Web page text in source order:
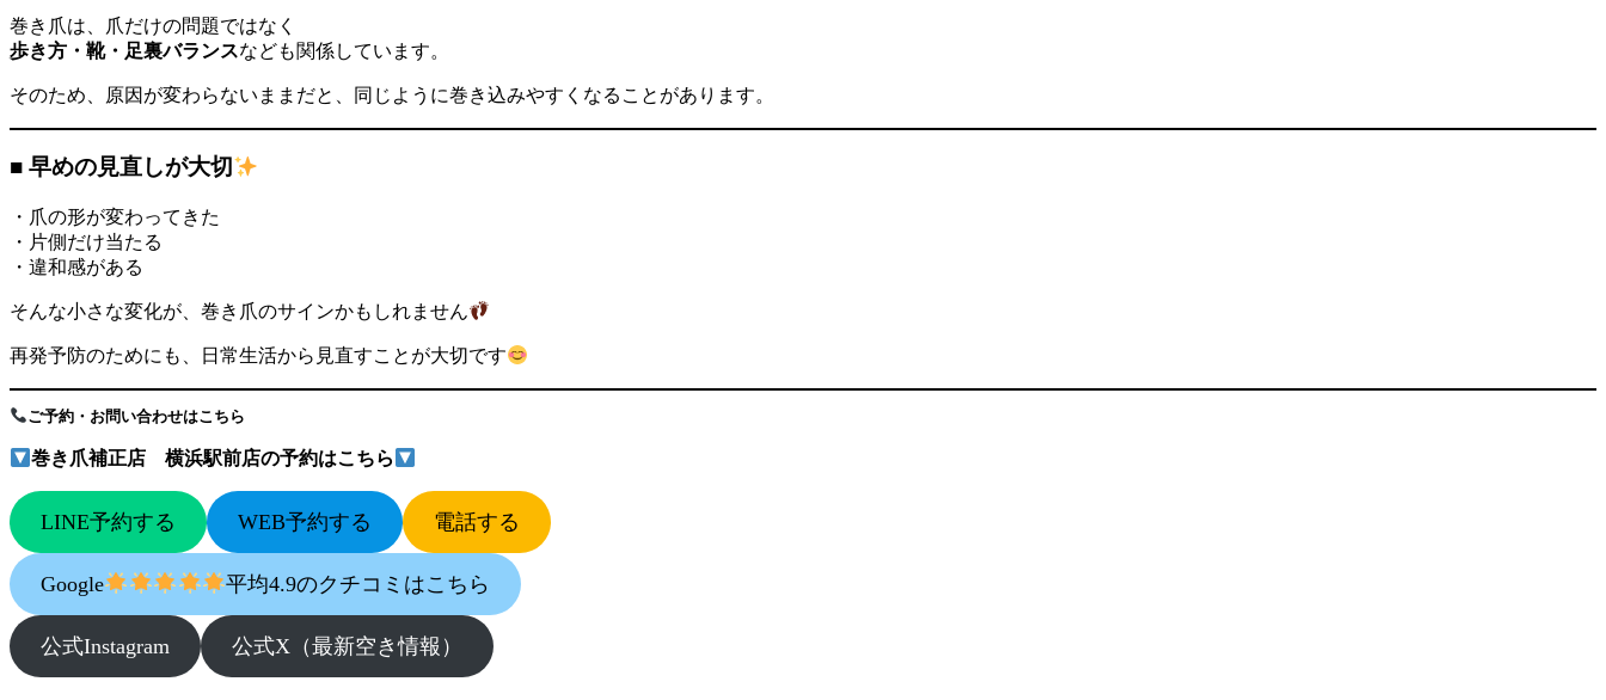
巻き爪は、爪だけの問題ではなく
歩き方・靴・足裏バランスなども関係しています。
そのため、原因が変わらないままだと、同じように巻き込みやすくなることがあります。
■ 早めの見直しが大切
・爪の形が変わってきた
・片側だけ当たる
・違和感がある
そんな小さな変化が、巻き爪のサインかもしれません
再発予防のためにも、日常生活から見直すことが大切です
ご予約・お問い合わせはこちら
巻き爪補正店 横浜駅前店の予約はこちら
LINE予約する WEB予約する 電話する
Google 平均4.9のクチコミはこちら
公式Instagram 公式X（最新空き情報）